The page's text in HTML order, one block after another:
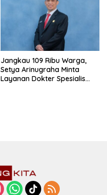
Jangkau 109 Ribu Warga,
Setya Arinugraha Minta
Layanan Dokter Spesialis